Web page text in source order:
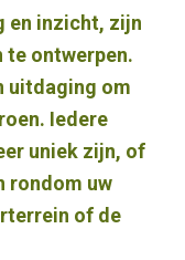
en inzicht, zijn
te ontwerpen.
uitdaging om
Iedere
uniek zijn, of
rondom uw
of de